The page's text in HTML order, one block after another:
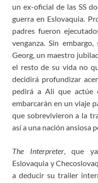
un ex-oficial de las SS
guerra en Eslovaquia.
padres fueron
venganza. Sin
Georg, un maestro
el resto de su vida no
decidirá profundizar
pedirá a Ali que actúe
embarcarán en un viaje
que sobrevivieron a la
así a una nación ansiosa
The Interpreter, que
Eslovaquia y
a deducir su trailer